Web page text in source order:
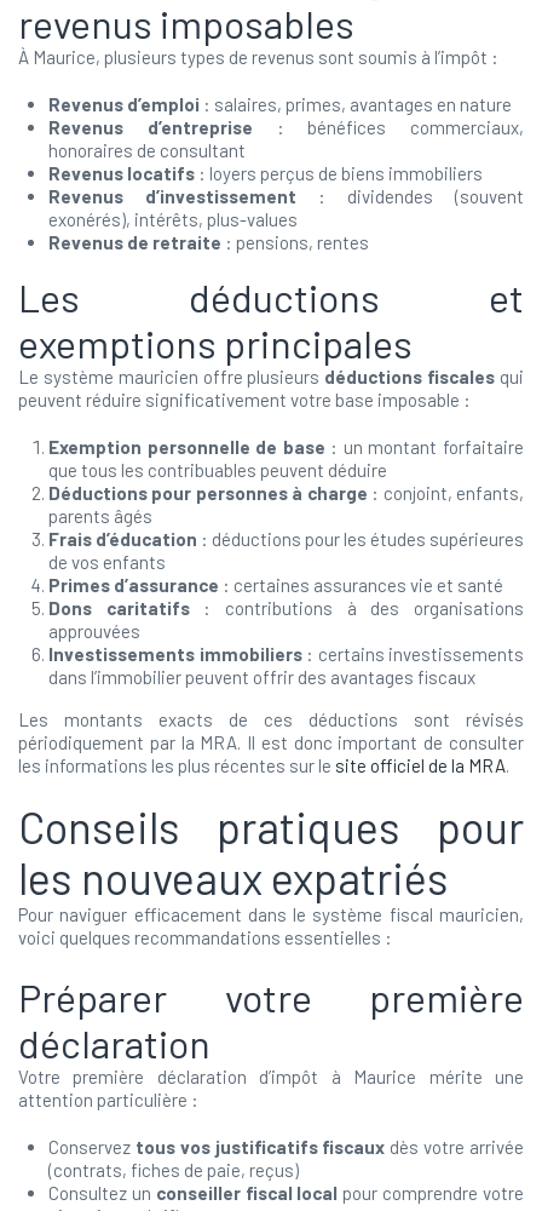
revenus imposables
À Maurice, plusieurs types de revenus sont soumis à l’impôt :
Revenus d’emploi : salaires, primes, avantages en nature
Revenus d’entreprise : bénéfices commerciaux,
honoraires de consultant
Revenus locatifs : loyers perçus de biens immobiliers
Revenus d’investissement : dividendes (souvent
exonérés), intérêts, plus-values
Revenus de retraite : pensions, rentes
Les déductions et
exemptions principales
Le système mauricien offre plusieurs déductions fiscales qui
peuvent réduire significativement votre base imposable :
Exemption personnelle de base : un montant forfaitaire
que tous les contribuables peuvent déduire
Déductions pour personnes à charge : conjoint, enfants,
parents âgés
Frais d’éducation : déductions pour les études supérieures
de vos enfants
Primes d’assurance : certaines assurances vie et santé
Dons caritatifs: contributions à des organisations
approuvées
Investissements immobiliers: certains investissements
dans l’immobilier peuvent offrir des avantages fiscaux
Les montants exacts de ces déductions sont révisés
périodiquement par la MRA. Il est donc important de consulter
les informations les plus récentes sur le site officiel de la MRA.
Conseils pratiques pour
les nouveaux expatriés
Pour naviguer efficacement dans le système fiscal mauricien,
voici quelques recommandations essentielles :
Préparer votre première
déclaration
Votre première déclaration d’impôt à Maurice mérite une
attention particulière :
Conservez tous vos justificatifs fiscaux dès votre arrivée
(contrats, fiches de paie, reçus)
Consultez un conseiller fiscal local pour comprendre votre